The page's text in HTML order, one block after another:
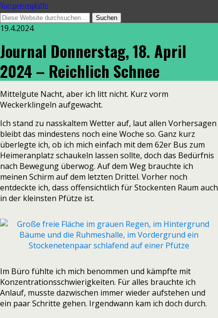
Vorspeisenplatte
19.4.2024
Journal Donnerstag, 18. April
2024 – Reichlich Schnee
Mittelgute Nacht, aber ich litt nicht. Kurz vorm
Weckerklingeln aufgewacht.
Ich stand zu nasskaltem Wetter auf, laut allen Vorhersagen
bleibt das mindestens noch eine Woche so. Ganz kurz
überlegte ich, ob ich mich einfach mit dem 62er Bus zum
Heimeranplatz schaukeln lassen sollte, doch das Bedürfnis
nach Bewegung überwog. Auf dem Weg brauchte ich
meinen Schirm auf dem letzten Drittel. Vorher noch
entdeckte ich, dass offensichtlich für Stockenten Raum auch
in der kleinsten Pfütze ist.
Im Büro fühlte ich mich benommen und kämpfte mit
Konzentrationsschwierigkeiten. Für alles brauchte ich
Anlauf, musste dazwischen immer wieder aufstehen und
ein paar Schritte gehen. Irgendwann kam ich doch durch.